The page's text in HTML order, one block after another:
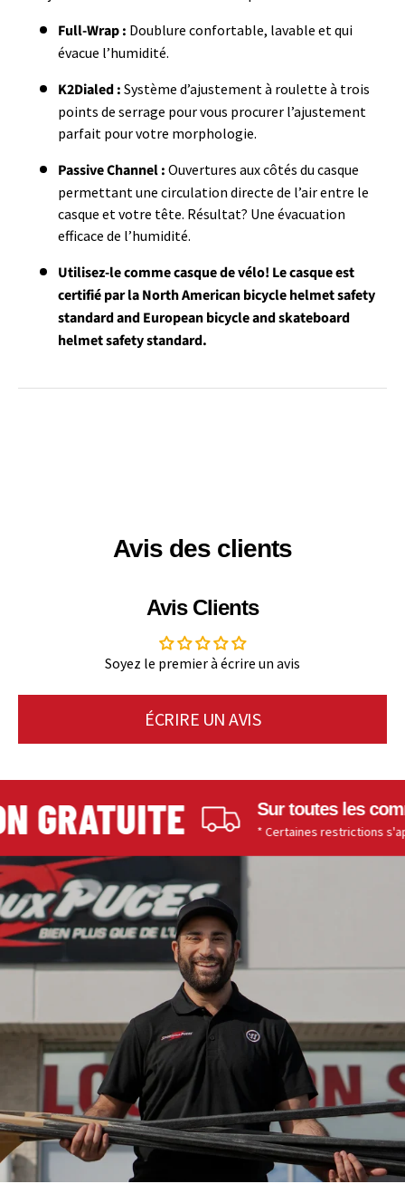
Full-Wrap : Doublure confortable, lavable et qui
évacue l’humidité.
K2Dialed : Système d’ajustement à roulette à trois
points de serrage pour vous procurer l’ajustement
parfait pour votre morphologie.
Passive Channel : Ouvertures aux côtés du casque
permettant une circulation directe de l’air entre le
casque et votre tête. Résultat? Une évacuation
efficace de l’humidité.
Utilisez-le comme casque de vélo! Le casque est
certifié par la North American bicycle helmet safety
standard and European bicycle and skateboard
helmet safety standard.
Avis des clients
Avis Clients
Soyez le premier à écrire un avis
ÉCRIRE UN AVIS
Sur toutes les
* Certaines restrictions